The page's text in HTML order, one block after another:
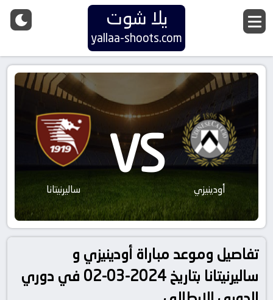
يلا شوت
yallaa-shoots.com
أودينيزي VS ساليرنيتانا
تفاصيل وموعد مباراة أودينيزي و
ساليرنيتانا بتاريخ 2024-03-02 في دوري